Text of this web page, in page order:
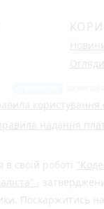
Огляди
користування
надання
в своїй роботі
,
Поскаржитись на